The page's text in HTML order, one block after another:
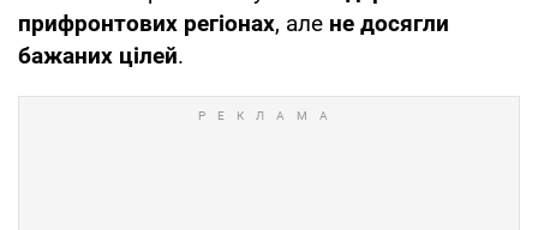
прифронтових регіонах, але не досягли
бажаних цілей.